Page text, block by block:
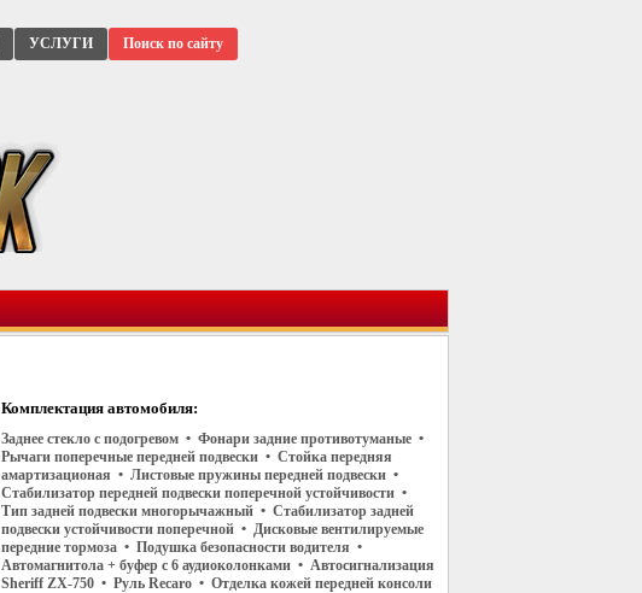
УСЛУГИ Поиск по сайту
Комплектация автомобиля:
Заднее стекло с подогревом • Фонари задние противотуманые •
Рычаги поперечные передней подвески • Стойка передняя
амартизационая • Листовые пружины передней подвески •
Стабилизатор передней подвески поперечной устойчивости •
Тип задней подвески многорычажный • Стабилизатор задней
подвески устойчивости поперечной • Дисковые вентилируемые
передние тормоза • Подушка безопасности водителя •
Автомагнитола + буфер с 6 аудиоколонками • Автосигнализация
Sheriff ZX-750 • Руль Recaro • Отделка кожей передней консоли